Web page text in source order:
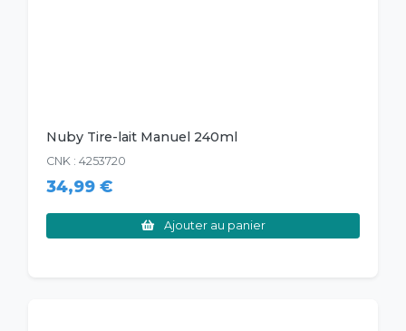
Nuby Tire-lait Manuel 240ml
CNK : 4253720
34,99 €
Ajouter au panier